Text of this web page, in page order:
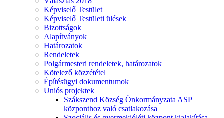
Képviselő Testület
Képviselő Testületi ülések
Bizottságok
Alapítványok
Határozatok
Rendeletek
Polgármesteri rendeletek, határozatok
Kötelező közzététel
Építésügyi dokumentumok
Uniós projektek
Szákszend Község Önkormányzata ASP
központhoz való csatlakozása